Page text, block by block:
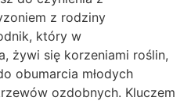
z rodziny
który w
żywi się korzeniami roślin,
obumarcia młodych
ozdobnych. Kluczem